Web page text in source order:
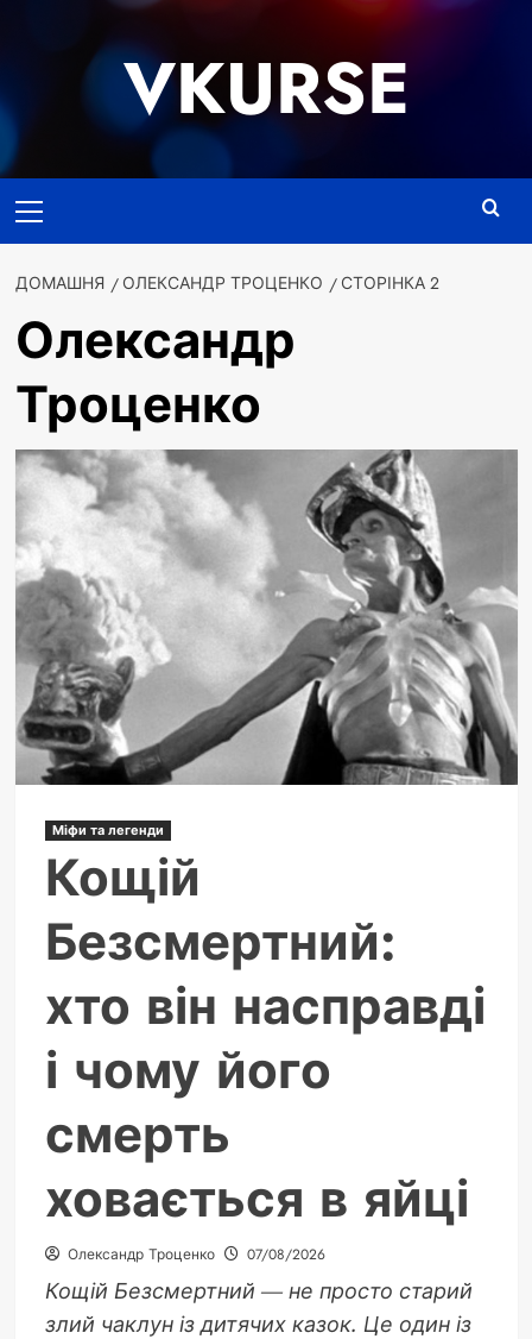
VKURSE
меню
ДОМАШНЯ ОЛЕКСАНДР ТРОЦЕНКО СТОРІНКА 2
Олександр
Троценко
Міфи та легенди
Кощій
Безсмертний:
хто він насправді
і чому його
смерть
ховається в яйці
Олександр Троценко 07/08/2026
Кощій Безсмертний — не просто старий
злий чаклун із дитячих казок. Це один із